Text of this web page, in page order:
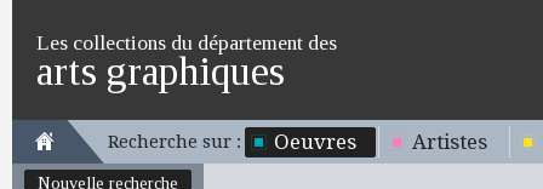
Les collections du département des
arts graphiques
Recherche sur : Oeuvres Artistes
Nouvelle recherche